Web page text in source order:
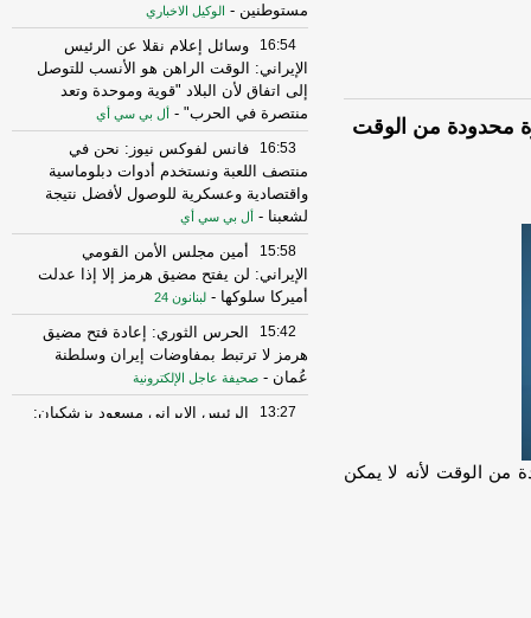
محدودة من الوقت
من الوقت لأنه لا يمكن
مستوطنين - الوكيل الاخباري
16:54
وسائل إعلام نقلا عن الرئيس
الإيراني: الوقت الراهن هو الأنسب للتوصل
إلى اتفاق لأن البلاد "قوية وموحدة وتعد
منتصرة في الحرب" - أل بي سي أي
16:53
فانس لفوكس نيوز: نحن في
منتصف اللعبة ونستخدم أدوات دبلوماسية
واقتصادية وعسكرية للوصول لأفضل نتيجة
لشعبنا - أل بي سي أي
15:58
أمين مجلس الأمن القومي
الإيراني: لن يفتح مضيق هرمز إلا إذا عدلت
أميركا سلوكها - لبنانون 24
15:42
الحرس الثوري: إعادة فتح مضيق
هرمز لا ترتبط بمفاوضات إيران وسلطنة
عُمان - صحيفة عاجل الإلكترونية
13:27
الرئيس الإيراني مسعود بزشكيان: